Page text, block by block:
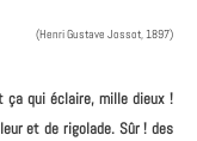
(Henri Gustave Jossot, 1897)
ça qui éclaire, mille dieux !
et de rigolade. Sûr ! des